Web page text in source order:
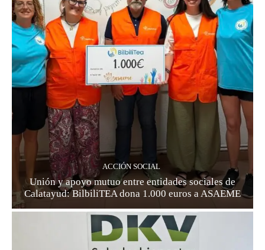
ACCIÓN SOCIAL
Unión y apoyo mutuo entre entidades sociales de
Calatayud: BilbiliTEA dona 1.000 euros a ASAEME